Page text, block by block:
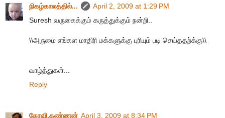
நிகழ்காலத்தில்...
April 2, 2009 at 1:29 PM
Suresh வருகைக்கும் கருத்துக்கும் நன்றி..
\\அருமை எங்கள மாதிரி மக்களுக்கு புரியும் படி செய்ததற்க்கு\\
வாழ்த்துகள்...
Reply
கோவி.கண்ணன் April 3, 2009 at 8:34 PM